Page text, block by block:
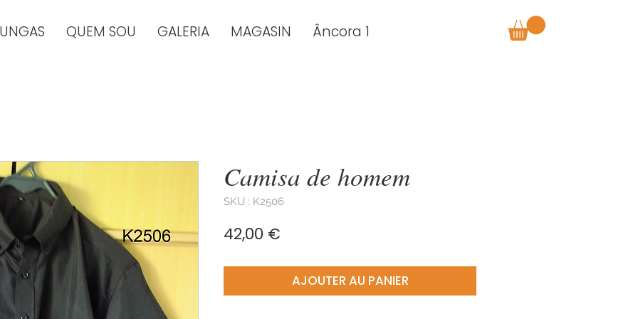
QUEM SOU GALERIA MAGASIN Âncora 1
Camisa de homem
SKU : K2506
42,00 €
AJOUTER AU PANIER